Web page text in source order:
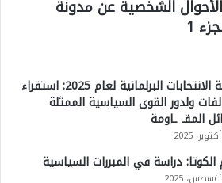
الشخصية عن مدونة
1
خارطة الانتخابات البرلمانية لعام 2025: استقراء
ولدور القوى السياسية الممثلة
المقـ ـاومة
دراسة في المبررات السياسية